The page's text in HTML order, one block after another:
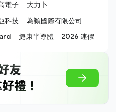
電子
大力卜
科技
為穎國際有限公司
捷康半導體 2026 連假